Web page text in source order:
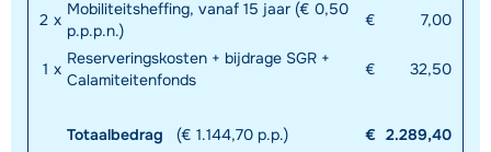
2 x
Mobiliteitsheffing, vanaf 15 jaar (€ 0,50
p.p.p.n.)
€ 7,00
1 x
Reserveringskosten + bijdrage SGR +
Calamiteitenfonds
€ 32,50
Totaalbedrag (€ 1.144,70 p.p.) € 2.289,40